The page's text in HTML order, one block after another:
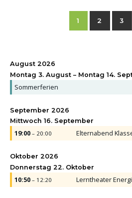
1 2 3
August 2026
Montag 3. August – Montag 14.
Sommerferien
September 2026
Mittwoch 16. September
19:00 – 20:00 Elternabend
Oktober 2026
Donnerstag 22. Oktober
10:50 – 12:20 Lerntheater